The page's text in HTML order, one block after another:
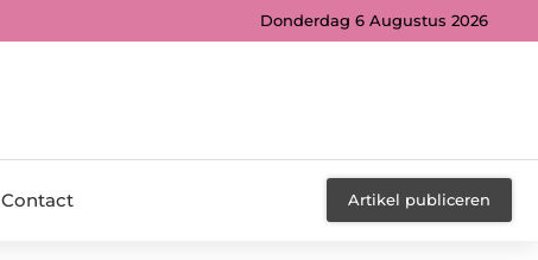
Donderdag 6 Augustus 2026
Contact Artikel publiceren